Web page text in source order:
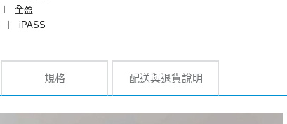
︱
全盈
︱
iPASS
規格 配送與退貨說明